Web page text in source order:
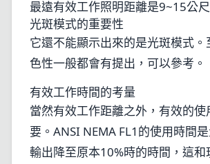
最遠有效工作照明距離是9~15公尺
光斑模式的重要性
它還不能顯示出來的是光斑模式。
色性一般都會有提出，可以參考。
有效工作時間的考量
當然有效工作距離之外，有效的使
要。ANSI NEMA FL1的使用時間
輸出降至原本10%時的時間，這和